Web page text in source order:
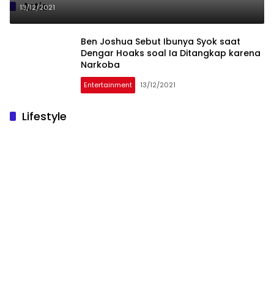
Artis
13/12/2021
Ben Joshua Sebut Ibunya Syok saat
Dengar Hoaks soal Ia Ditangkap karena
Narkoba
Entertainment 13/12/2021
Lifestyle